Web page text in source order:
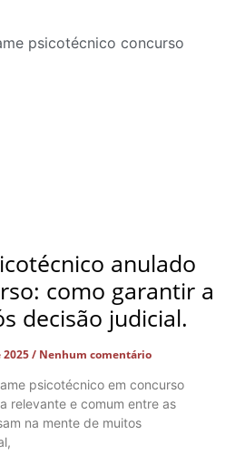
anulado
como garantir a
decisão judicial.
2025 Nenhum comentário
psicotécnico em concurso
relevante e comum entre as
na mente de muitos